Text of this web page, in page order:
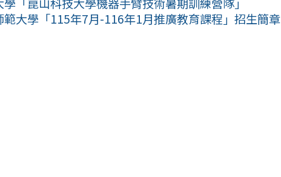
範大學「115年7月-116年1月推廣教育課程」招生簡章